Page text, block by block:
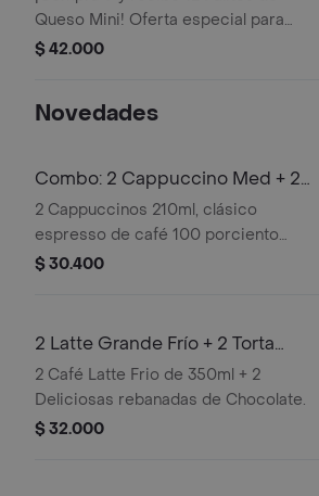
Queso Mini! Oferta especial para
disfrutar.
$ 42.000
Novedades
Combo: 2 Cappuccino Med + 2
Palito Queso
2 Cappuccinos 210ml, clásico
espresso de café 100 porciento
colombiano, con la proporción
2 Deliciosos Palitos de Queso (110 gr),
con relleno de queso.
$ 30.400
2 Latte Grande Frío + 2 Torta
Chocolate
2 Café Latte Frio de 350ml + 2
Deliciosas rebanadas de Chocolate.
$ 32.000